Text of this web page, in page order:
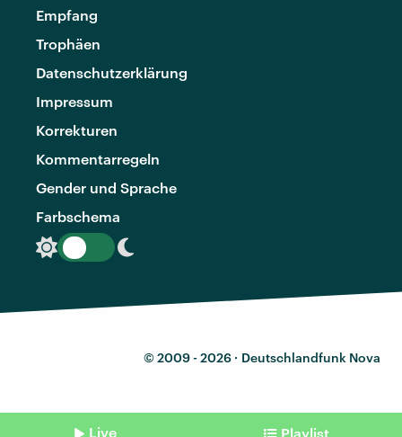
Empfang
Trophäen
Datenschutzerklärung
Impressum
Korrekturen
Kommentarregeln
Gender und Sprache
Farbschema
© 2009 - 2026 · Deutschlandfunk Nova
Live Playlist